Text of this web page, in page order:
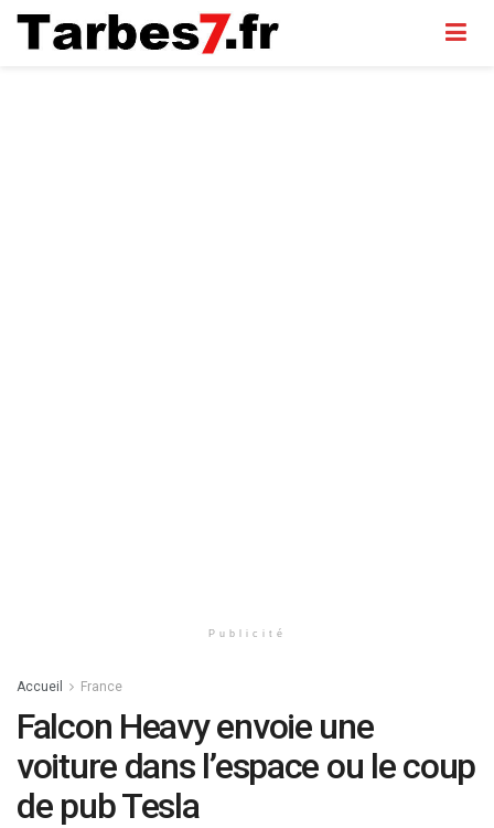
Publicité
Accueil France
Falcon Heavy envoie une
voiture dans l’espace ou le coup
de pub Tesla